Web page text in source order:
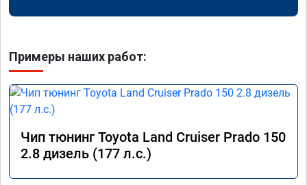
Примеры наших работ:
Чип тюнинг Toyota Land Cruiser Prado 150
2.8 дизель (177 л.с.)